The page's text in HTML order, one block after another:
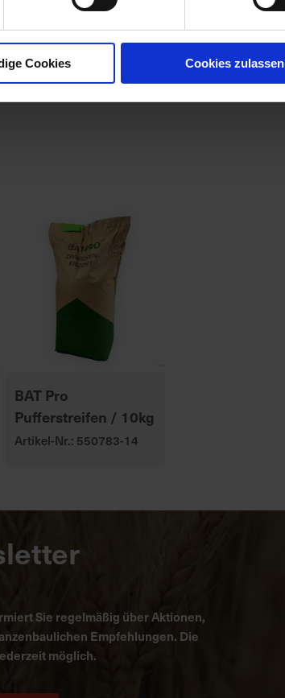
Cookies Cookies zulassen
BAT Pro
Pufferstreifen / 10kg
Artikel-Nr.: 550783-14
Sie regelmäßig über Aktionen,
Empfehlungen. Die
möglich.